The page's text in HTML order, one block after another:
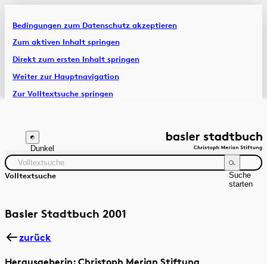
Bedingungen zum Datenschutz akzeptieren
Zum aktiven Inhalt springen
Direkt zum ersten Inhalt springen
Weiter zur Hauptnavigation
Zur Volltextsuche springen
Artikel & Dossiers
Chronik
Dunkel
Volltextsuche
Suche
starten
Zeitraum Autor:in
Basler Stadtbuch 2001
zurück